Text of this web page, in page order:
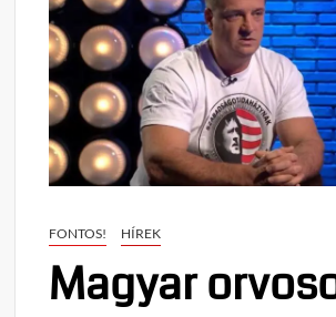
FONTOS! HÍREK
Magyar